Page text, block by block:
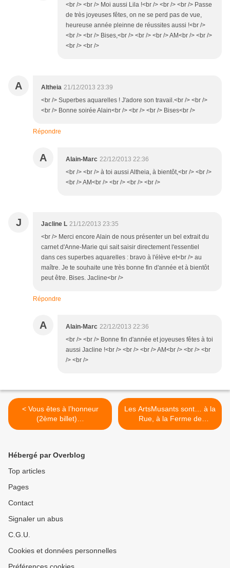
<br /> <br /> Moi aussi Lila !<br /> <br /> <br /> Passe
de très joyeuses fêtes, on ne se perd pas de vue,
heureuse année pleinne de réussites aussi !<br />
<br /> <br /> Bises,<br /> <br /> <br /> AM<br /> <br />
<br /> <br />
A Altheia 21/12/2013 23:39
<br /> Superbes aquarelles ! J'adore son travail.<br /> <br />
<br /> Bonne soirée Alain<br /> <br /> <br /> Bises<br />
Répondre
A Alain-Marc 22/12/2013 22:36
<br /> <br /> à toi aussi Altheia, à bientôt,<br /> <br />
<br /> AM<br /> <br /> <br /> <br />
J Jacline L 21/12/2013 23:35
<br /> Merci encore Alain de nous présenter un bel extrait du
carnet d'Anne-Marie qui sait saisir directement l'essentiel
dans ces superbes aquarelles : bravo à l'élève et<br /> au
maître. Je te souhaite une très bonne fin d'année et à bientôt
peut être. Bises. Jacline<br />
Répondre
A Alain-Marc 22/12/2013 22:36
<br /> <br /> Bonne fin d'année et joyeuses fêtes à toi
aussi Jacline !<br /> <br /> <br /> AM<br /> <br /> <br
/> <br />
< Vous êtes à l’honneur
(2ème billet)…
Les ArtsMusants sont… à la
Rue, à la Ferme de
Corcelle ! >
Hébergé par Overblog
Top articles
Pages
Contact
Signaler un abus
C.G.U.
Cookies et données personnelles